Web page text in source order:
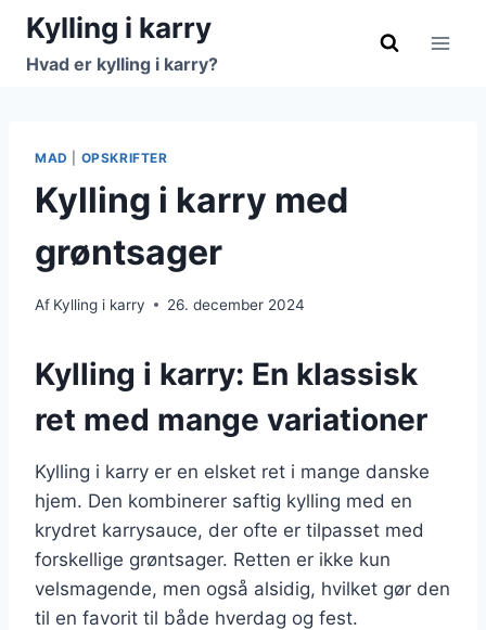
Fortsæt
indhold
Kylling i karry
Hvad er kylling i karry?
MAD OPSKRIFTER
Kylling i karry med
grøntsager
Af Kylling i karry 26. december 2024
Kylling i karry: En klassisk
ret med mange variationer
Kylling i karry er en elsket ret i mange danske
hjem. Den kombinerer saftig kylling med en
krydret karrysauce, der ofte er tilpasset med
forskellige grøntsager. Retten er ikke kun
velsmagende, men også alsidig, hvilket gør den
til en favorit til både hverdag og fest.